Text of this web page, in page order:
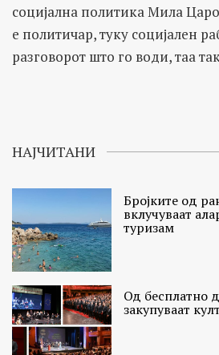
социјална политика Мила
е политичар, туку социјален
разговорот што го води, таа
НАЈЧИТАНИ
Бројките од
вклучуваат
туризам
Од бесплатно
закупуваат